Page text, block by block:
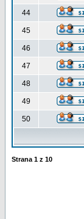
44
45
46
47
48
49
50
Strana 1 z 10